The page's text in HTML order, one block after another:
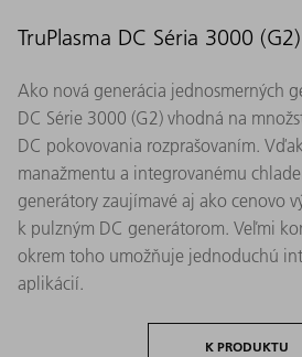
TruPlasma DC Séria 3000 (G2)
Ako nová generácia jednosmerných
DC Série 3000 (G2) vhodná na
DC pokovovania rozprašovaním.
manažmentu a integrovanému
generátory zaujímavé aj ako cenovo
k pulzným DC generátorom. Veľmi
okrem toho umožňuje jednoduchú
aplikácií.
K PRODUKTU